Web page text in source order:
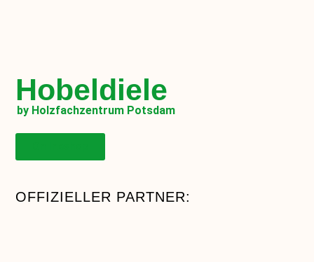
Hobeldiele
by Holzfachzentrum Potsdam
OFFIZIELLER PARTNER: